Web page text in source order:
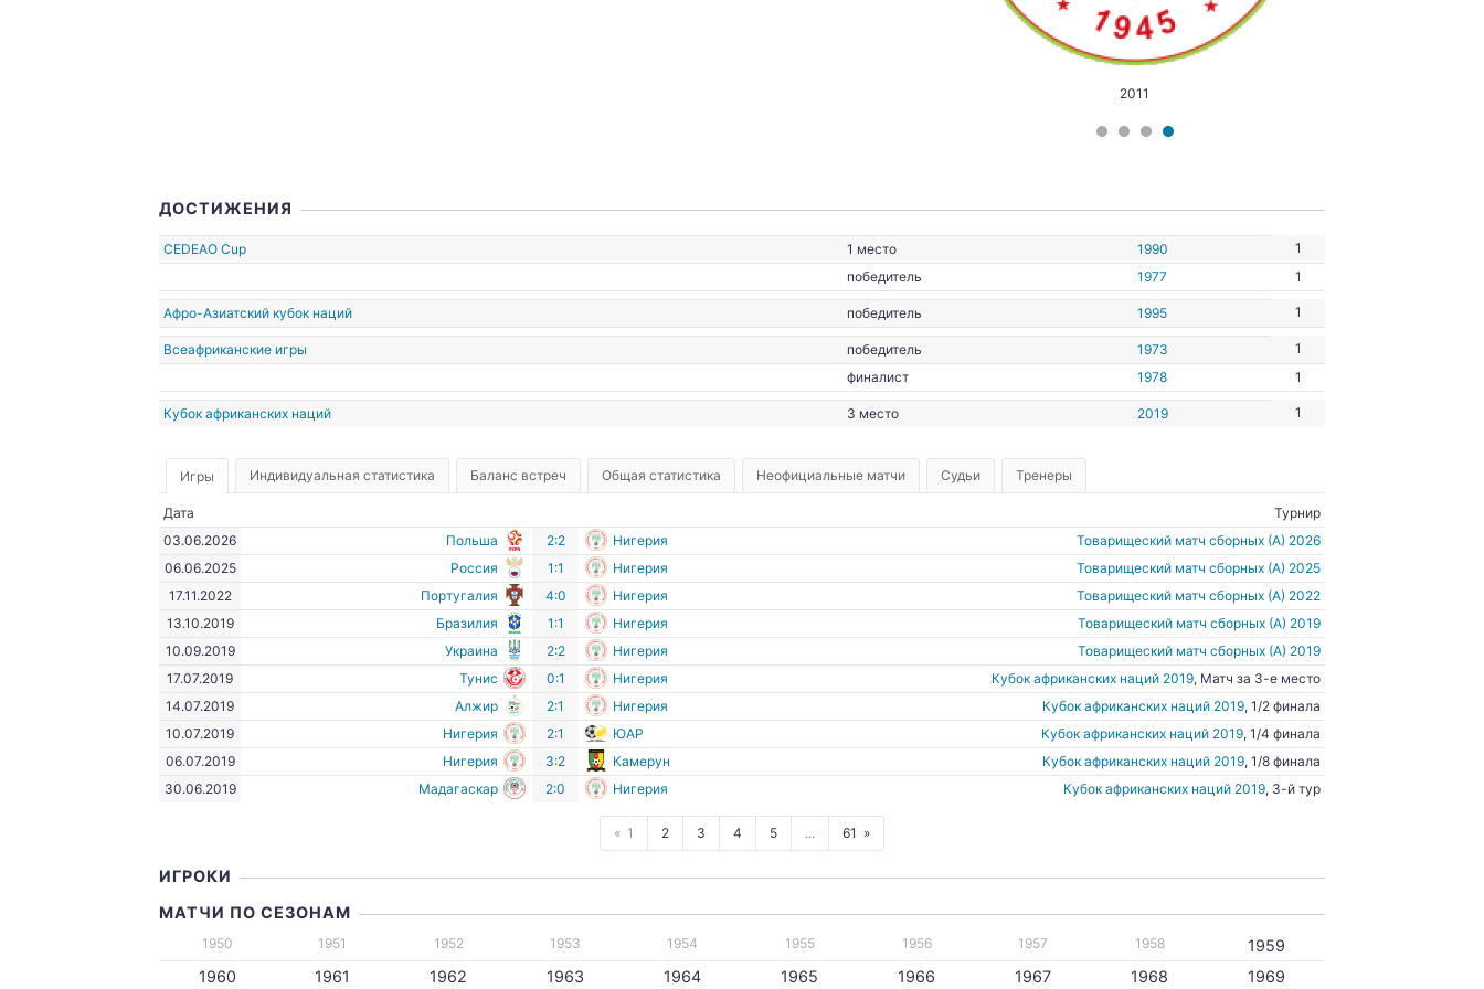
2011
ДОСТИЖЕНИЯ
CEDEAO Cup 1 место 1990
1
победитель
1977 1
Афро-Азиатский кубок наций победитель 1995 1
Всеафриканские игры победитель 1973
1
финалист
1978 1
Кубок африканских наций 3 место 2019 1
Игры Индивидуальная статистика Баланс встреч Общая статистика Неофициальные матчи Судьи Тренеры
Дата
Турнир
03.06.2026
Польша 2:2 Нигерия
Товарищеский матч сборных (А) 2026
06.06.2025
Россия 1:1 Нигерия
Товарищеский матч сборных (А) 2025
17.11.2022
Португалия 4:0 Нигерия
Товарищеский матч сборных (А) 2022
13.10.2019
Бразилия 1:1 Нигерия
Товарищеский матч сборных (А) 2019
10.09.2019
Украина 2:2 Нигерия
Товарищеский матч сборных (А) 2019
17.07.2019
Тунис 0:1 Нигерия Кубок африканских наций 2019, Матч за 3-е место
14.07.2019
Алжир 2:1 Нигерия Кубок африканских наций 2019, 1/2 финала
10.07.2019
Нигерия 2:1 ЮАР Кубок африканских наций 2019, 1/4 финала
06.07.2019
Нигерия 3:2 Камерун Кубок африканских наций 2019, 1/8 финала
30.06.2019
Мадагаскар 2:0 Нигерия Кубок африканских наций 2019, 3-й тур
1 2 3 4 5 ... 61
ИГРОКИ
МАТЧИ ПО СЕЗОНАМ
1950 1951 1952 1953 1954 1955 1956 1957 1958
1959
1960
1961 1962 1963 1964 1965 1966 1967 1968 1969